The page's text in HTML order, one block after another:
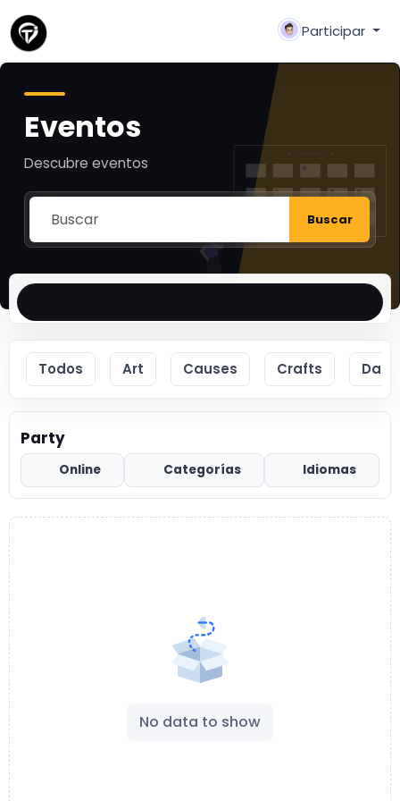
Participar
Eventos
Descubre eventos
Buscar
Todos Art Causes Crafts
Party
Online Categorías Idiomas
No data to show